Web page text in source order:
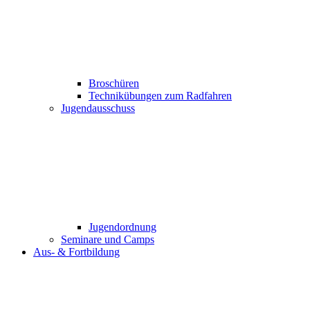
Broschüren
Technikübungen zum Radfahren
Jugendausschuss
Jugendordnung
Seminare und Camps
Aus- & Fortbildung